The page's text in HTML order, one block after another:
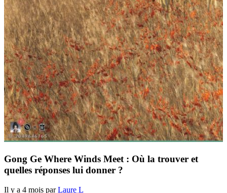
Gong Ge Where Winds Meet : Où la trouver et
quelles réponses lui donner ?
Il y a 4 mois parLaure L